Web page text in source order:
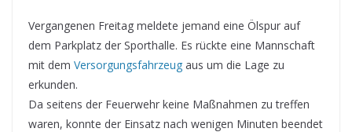
Vergangenen Freitag meldete jemand eine Ölspur auf
dem Parkplatz der Sporthalle. Es rückte eine Mannschaft
mit dem Versorgungsfahrzeug aus um die Lage zu
erkunden.
Da seitens der Feuerwehr keine Maßnahmen zu treffen
waren, konnte der Einsatz nach wenigen Minuten beendet